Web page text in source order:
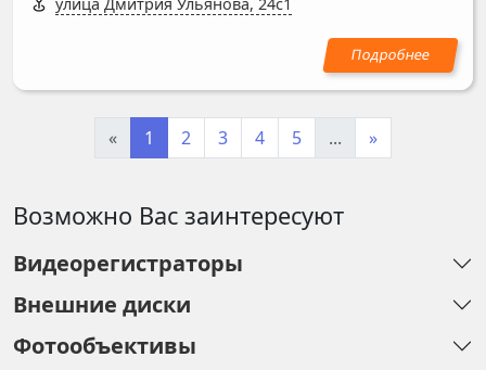
« 1 2 3 4 5 ... »
Возможно Вас заинтересуют
Видеорегистраторы
Внешние диски
Фотообъективы